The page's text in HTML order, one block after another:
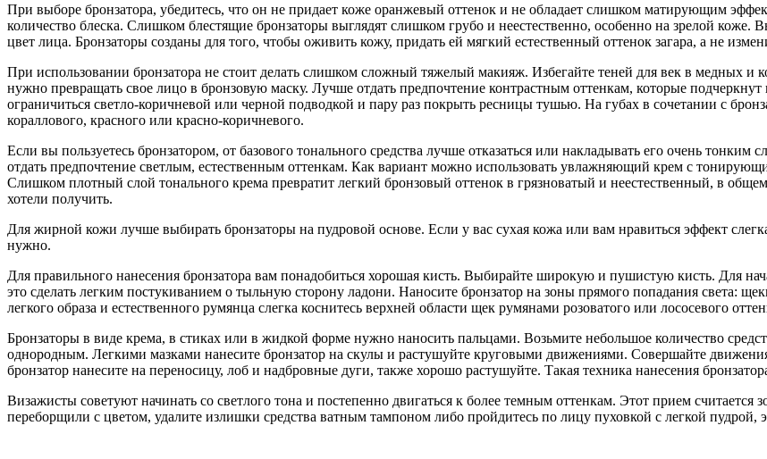
При выборе бронзатора, убедитесь, что он не придает коже оранжевый оттенок и не обладает слишком матирующим
количество блеска. Слишком блестящие бронзаторы выглядят слишком грубо и неестественно, особенно на зрелой
цвет лица. Бронзаторы созданы для того, чтобы оживить кожу, придать ей мягкий естественный оттенок загара, а не
При использовании бронзатора не стоит делать слишком сложный тяжелый макияж. Избегайте теней для век в медных
нужно превращать свое лицо в бронзовую маску. Лучше отдать предпочтение контрастным оттенкам, которые
ограничиться светло-коричневой или черной подводкой и пару раз покрыть ресницы тушью. На губах в сочетании с
кораллового, красного или красно-коричневого.
Если вы пользуетесь бронзатором, от базового тонального средства лучше отказаться или накладывать его очень
отдать предпочтение светлым, естественным оттенкам. Как вариант можно использовать увлажняющий крем с
Слишком плотный слой тонального крема превратит легкий бронзовый оттенок в грязноватый и неестественный, в
хотели получить.
Для жирной кожи лучше выбирать бронзаторы на пудровой основе. Если у вас сухая кожа или вам нравиться эффект
нужно.
Для правильного нанесения бронзатора вам понадобиться хорошая кисть. Выбирайте широкую и пушистую кисть. Для
это сделать легким постукиванием о тыльную сторону ладони. Наносите бронзатор на зоны прямого попадания света:
легкого образа и естественного румянца слегка коснитесь верхней области щек румянами розоватого или лососевого
Бронзаторы в виде крема, в стиках или в жидкой форме нужно наносить пальцами. Возьмите небольшое количество
однородным. Легкими мазками нанесите бронзатор на скулы и растушуйте круговыми движениями. Совершайте
бронзатор нанесите на переносицу, лоб и надбровные дуги, также хорошо растушуйте. Такая техника нанесения
Визажисты советуют начинать со светлого тона и постепенно двигаться к более темным оттенкам. Этот прием считается
переборщили с цветом, удалите излишки средства ватным тампоном либо пройдитесь по лицу пуховкой с легкой пудрой,